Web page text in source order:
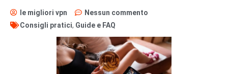
le migliori vpn
Nessun commento
Consigli pratici, Guide e FAQ